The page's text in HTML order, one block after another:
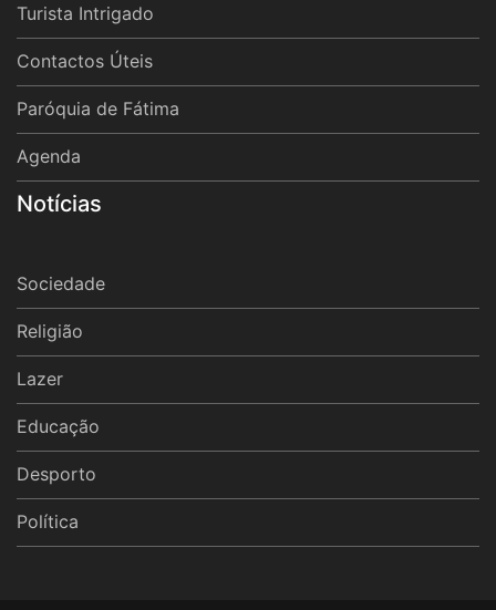
Turista Intrigado
Contactos Úteis
Paróquia de Fátima
Agenda
Notícias
Sociedade
Religião
Lazer
Educação
Desporto
Política